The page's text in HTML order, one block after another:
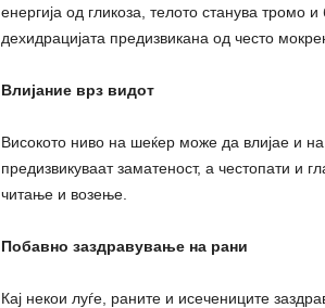
енергија од гликоза, телото станува
дехидрацијата предизвикана од често
Влијание врз видот
Високото ниво на шеќер може да влијае и
предизвикуваат заматеност, а честопати и
читање и возење.
Побавно заздравување на рани
Кај некои луѓе, раните и исечениците